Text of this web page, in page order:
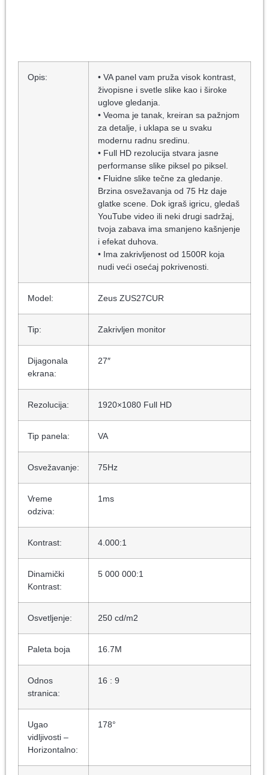
Opis:
• VA panel vam pruža visok kontrast,
živopisne i svetle slike kao i široke
uglove gledanja.
• Veoma je tanak, kreiran sa pažnjom
za detalje, i uklapa se u svaku
modernu radnu sredinu.
• Full HD rezolucija stvara jasne
performanse slike piksel po piksel.
• Fluidne slike tečne za gledanje.
Brzina osvežavanja od 75 Hz daje
glatke scene. Dok igraš igricu, gledaš
YouTube video ili neki drugi sadržaj,
tvoja zabava ima smanjeno kašnjenje
i efekat duhova.
• Ima zakrivljenost od 1500R koja
nudi veći osećaj pokrivenosti.
Model: Zeus ZUS27CUR
Tip: Zakrivljen monitor
Dijagonala
ekrana:
27″
Rezolucija: 1920×1080 Full HD
Tip panela: VA
Osvežavanje: 75Hz
Vreme
odziva:
1ms
Kontrast: 4.000:1
Dinamički
Kontrast:
5 000 000:1
Osvetljenje: 250 cd/m2
Paleta boja 16.7M
Odnos
stranica:
16 : 9
Ugao
vidljivosti –
Horizontalno:
178°